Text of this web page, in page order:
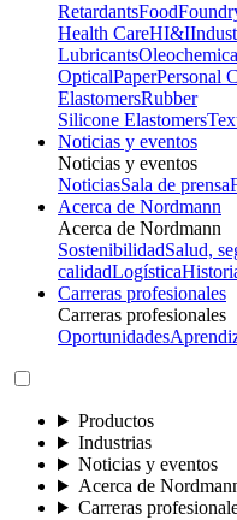
RetardantsFood
Health CareHI&I
Lubricants
OpticalPaperPersonal
ElastomersRubber
Silicone Elastomers
Noticias y eventos
Noticias y eventos
NoticiasSala de prensa
Acerca de Nordmann
Acerca de Nordmann
SostenibilidadSalud,
calidadLogística
Carreras profesionales
Carreras profesionales
Oportunidades
Productos
Industrias
Noticias y eventos
Acerca de
Carreras